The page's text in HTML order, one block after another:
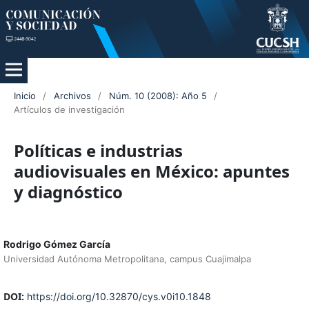
Inicio / Archivos / Núm. 10 (2008): Año 5
/
Artículos de investigación
Políticas e industrias
audiovisuales en México: apuntes
y diagnóstico
Rodrigo Gómez García
Universidad Autónoma Metropolitana, campus Cuajimalpa
DOI: https://doi.org/10.32870/cys.v0i10.1848